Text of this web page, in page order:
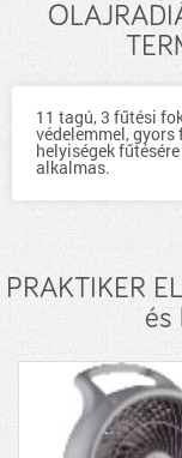
11 tagú, 3 fűtési
védelemmel,
helyiségek
alkalmas.
PRAKTIKER
és